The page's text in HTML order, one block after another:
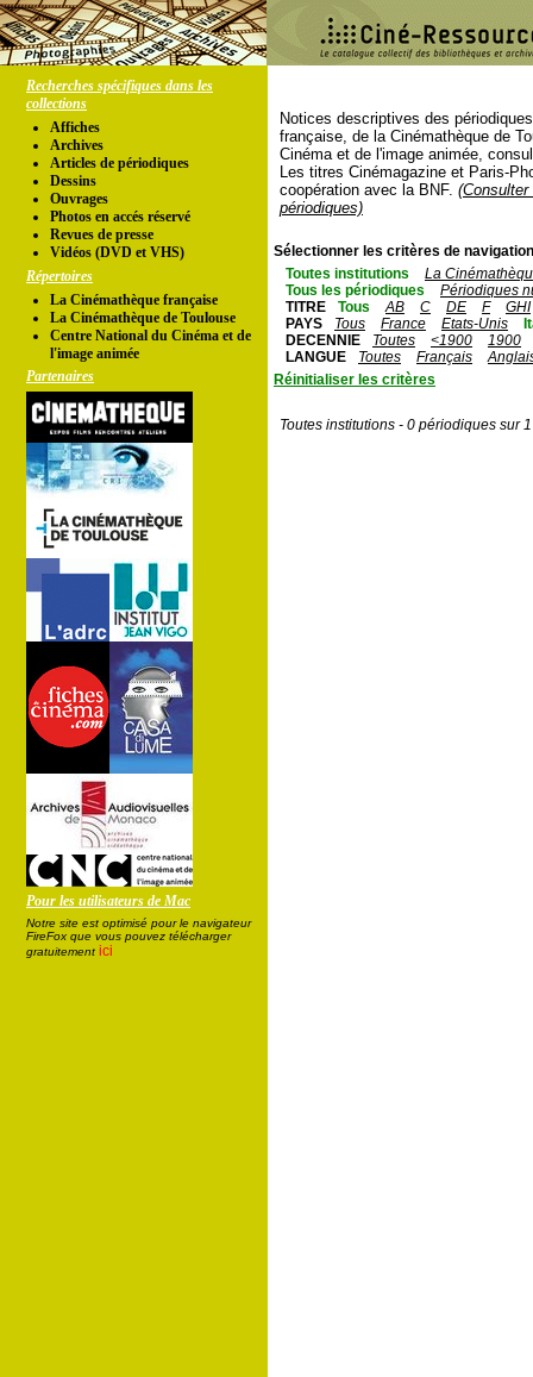
Recherches spécifiques dans les
collections
Affiches
Archives
Articles de périodiques
Dessins
Ouvrages
Photos en accés réservé
Revues de presse
Vidéos (DVD et VHS)
Répertoires
La Cinémathèque française
La Cinémathèque de Toulouse
Centre National du Cinéma et de
l'image animée
Partenaires
Pour les utilisateurs de Mac
Notre site est optimisé pour le navigateur
FireFox que vous pouvez télécharger
gratuitement ici
Notices descriptives des
française, de la Cinémathèque de
Cinéma et de l'image animée,
Les titres Cinémagazine et Paris-
coopération avec la BNF.
périodiques)
Sélectionner les critères de
Toutes institutions
La
Tous les périodiques
Périodiques
TITRE
Tous AB C DE F
GHI
PAYS
Tous France Etats-Unis
DECENNIE
Toutes <1900
1900
LANGUE
Toutes Français
Réinitialiser les critères
Toutes institutions - 0 périodiques sur